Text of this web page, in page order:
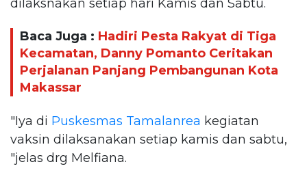
dilaksnakan setiap hari Kamis dan Sabtu.
Baca Juga : Hadiri Pesta Rakyat di Tiga
Kecamatan, Danny Pomanto Ceritakan
Perjalanan Panjang Pembangunan Kota
Makassar
"Iya di Puskesmas Tamalanrea kegiatan
vaksin dilaksanakan setiap kamis dan sabtu,
"jelas drg Melfiana.